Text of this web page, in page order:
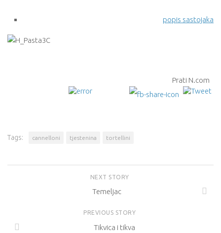
popis sastojaka
Prati N.com
Tags: cannelloni tjestenina tortellini
NEXT STORY
Temeljac
PREVIOUS STORY
Tikvica i tikva